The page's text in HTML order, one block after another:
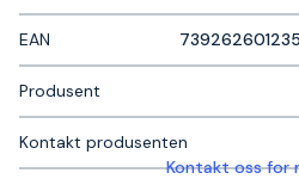
EAN
Produsent
Kontakt produsenten
Kontakt oss for